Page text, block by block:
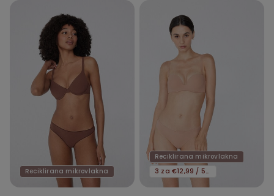
Reciklirana mikrovlakna
Reciklirana mikrovlakna
3 za €12,99 / 5 za €19,99